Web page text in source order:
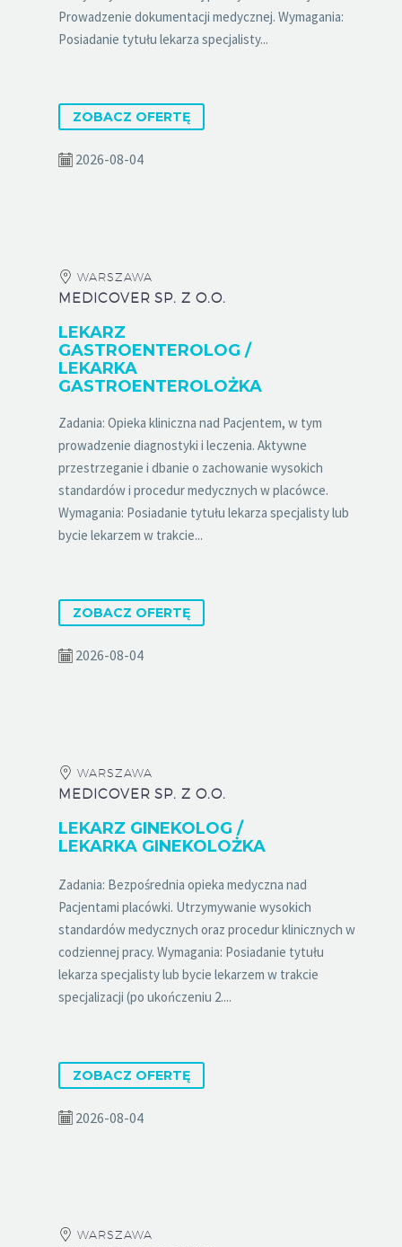
Prowadzenie dokumentacji medycznej. Wymagania:
Posiadanie tytułu lekarza specjalisty...
ZOBACZ OFERTĘ
2026-08-04
WARSZAWA
MEDICOVER SP. Z O.O.
LEKARZ
GASTROENTEROLOG /
LEKARKA
GASTROENTEROLOŻKA
Zadania: Opieka kliniczna nad Pacjentem, w tym
prowadzenie diagnostyki i leczenia. Aktywne
przestrzeganie i dbanie o zachowanie wysokich
standardów i procedur medycznych w placówce.
Wymagania: Posiadanie tytułu lekarza specjalisty lub
bycie lekarzem w trakcie...
ZOBACZ OFERTĘ
2026-08-04
WARSZAWA
MEDICOVER SP. Z O.O.
LEKARZ GINEKOLOG /
LEKARKA GINEKOLOŻKA
Zadania: Bezpośrednia opieka medyczna nad
Pacjentami placówki. Utrzymywanie wysokich
standardów medycznych oraz procedur klinicznych w
codziennej pracy. Wymagania: Posiadanie tytułu
lekarza specjalisty lub bycie lekarzem w trakcie
specjalizacji (po ukończeniu 2....
ZOBACZ OFERTĘ
2026-08-04
WARSZAWA